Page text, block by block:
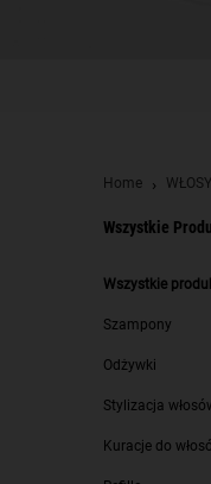
Home WŁOSY
Wszystkie
Wszystkie
Wszystkie
Szampony
Odżywki
Stylizacja
Kuracje do